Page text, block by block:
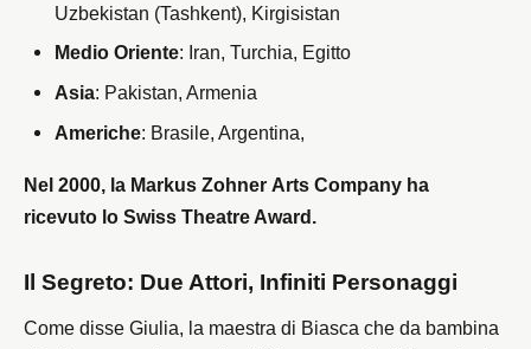
Uzbekistan (Tashkent), Kirgisistan
Medio Oriente: Iran, Turchia, Egitto
Asia: Pakistan, Armenia
Americhe: Brasile, Argentina,
Nel 2000, la Markus Zohner Arts Company ha
ricevuto lo Swiss Theatre Award.
Il Segreto: Due Attori, Infiniti Personaggi
Come disse Giulia, la maestra di Biasca che da bambina